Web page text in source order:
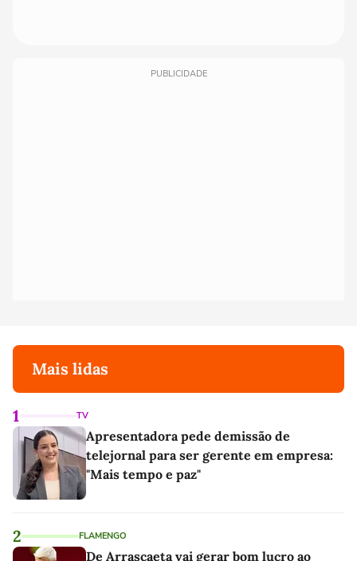
PUBLICIDADE
Mais lidas
1 TV
Apresentadora pede demissão de
telejornal para ser gerente em empresa:
"Mais tempo e paz"
2 FLAMENGO
De Arrascaeta vai gerar bom lucro ao